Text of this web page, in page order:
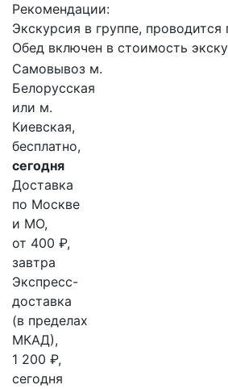
Рекомендации:
Экскурсия в группе,
Обед включен в стоимость
Самовывоз м.
Белорусская
или м.
Киевская,
бесплатно,
сегодня
Доставка
по Москве
и МО,
от 400 ₽,
завтра
Экспресс-
доставка
(в пределах
МКАД),
1 200 ₽,
сегодня